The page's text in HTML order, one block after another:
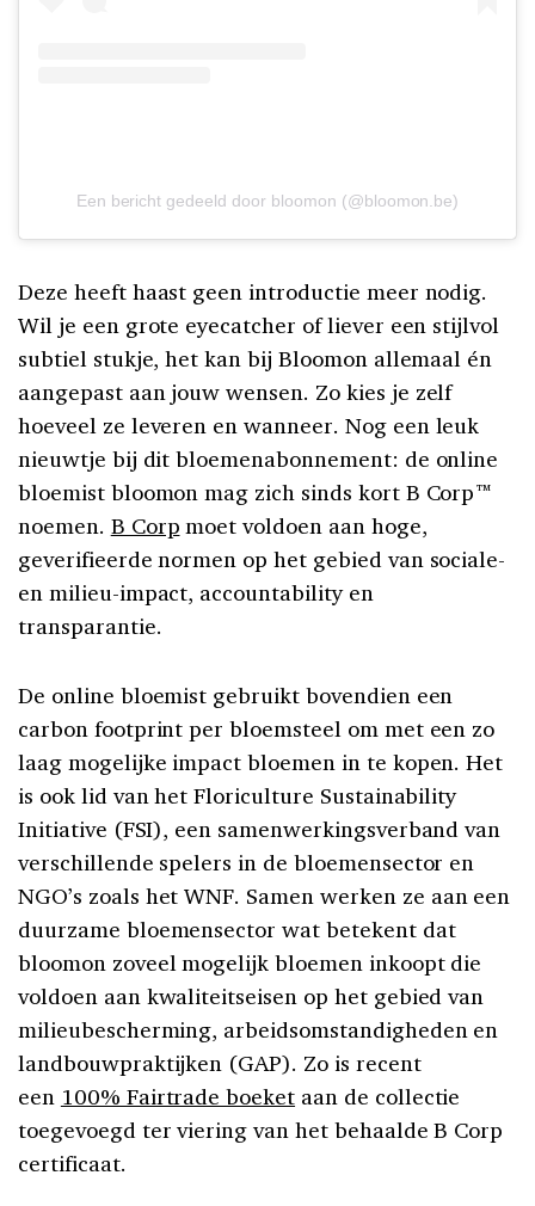
Een bericht gedeeld door bloomon (@bloomon.be)
Deze heeft haast geen introductie meer nodig.
Wil je een grote eyecatcher of liever een stijlvol
subtiel stukje, het kan bij Bloomon allemaal én
aangepast aan jouw wensen. Zo kies je zelf
hoeveel ze leveren en wanneer. Nog een leuk
nieuwtje bij dit bloemenabonnement: de online
bloemist bloomon mag zich sinds kort B Corp™
noemen. B Corp moet voldoen aan hoge,
geverifieerde normen op het gebied van sociale-
en milieu-impact, accountability en
transparantie.
De online bloemist gebruikt bovendien een
carbon footprint per bloemsteel om met een zo
laag mogelijke impact bloemen in te kopen. Het
is ook lid van het Floriculture Sustainability
Initiative (FSI), een samenwerkingsverband van
verschillende spelers in de bloemensector en
NGO’s zoals het WNF. Samen werken ze aan een
duurzame bloemensector wat betekent dat
bloomonzoveel mogelijk bloemen inkoopt die
voldoen aan kwaliteitseisen op het gebied van
milieubescherming, arbeidsomstandigheden en
landbouwpraktijken (GAP). Zo is recent
een 100% Fairtrade boeket aan de collectie
toegevoegd ter viering van het behaalde B Corp
certificaat.